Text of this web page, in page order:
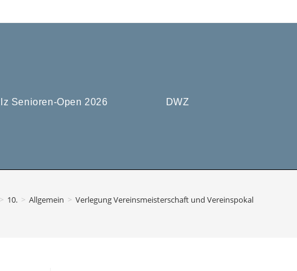
Senioren-Open 2026 DWZ
> 10. > Allgemein > Verlegung Vereinsmeisterschaft und Vereinspokal